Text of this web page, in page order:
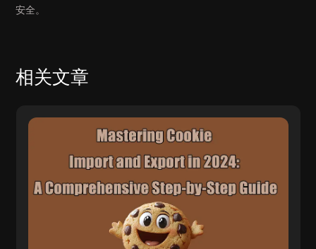
安全。
相关文章